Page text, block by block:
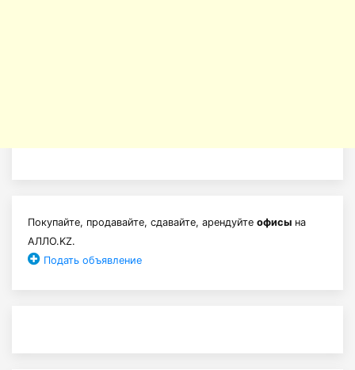
Покупайте, продавайте, сдавайте, арендуйте офисы на
АЛЛО.KZ.
Подать объявление